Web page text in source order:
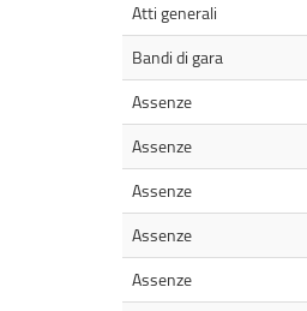
Atti generali
Bandi di gara
Assenze
Assenze
Assenze
Assenze
Assenze